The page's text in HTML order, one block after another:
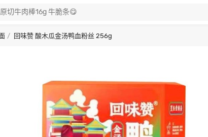
回味赞 酸木瓜金汤鸭血粉丝 256g